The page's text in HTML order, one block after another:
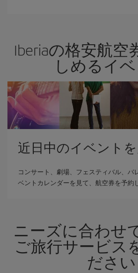
Iberiaの格安航空
しめるイ
近日中のイベント
コンサート、劇場、フェスティバル、
ベントカレンダーを見て、航空券を予約
ニーズに合わせ
ご旅行サービス
ださい